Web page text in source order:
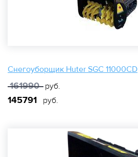
Снегоуборщик Huter SGC 11000CD
161990 руб.
145791 руб.